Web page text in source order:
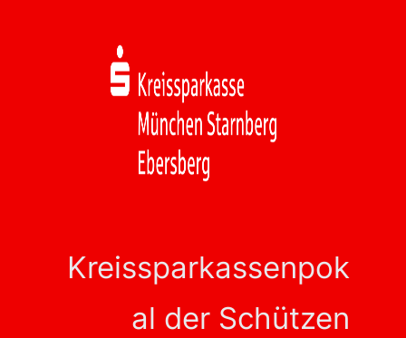
Kreissparkassenpok
al der Schützen